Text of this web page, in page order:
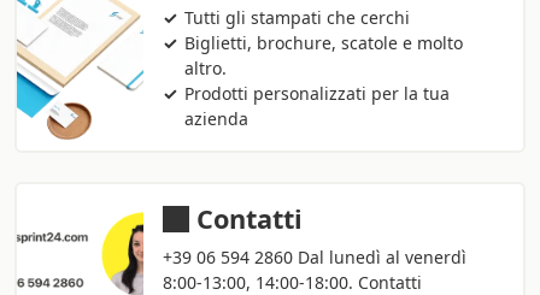
Tutti gli stampati che cerchi
Biglietti, brochure, scatole e molto
altro.
Prodotti personalizzati per la tua
azienda
Contatti
+39 06 594 2860 Dal lunedì al venerdì
8:00-13:00, 14:00-18:00. Contatti